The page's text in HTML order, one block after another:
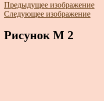
Предыдущее изображение
Следующее изображение
Рисунок М 2